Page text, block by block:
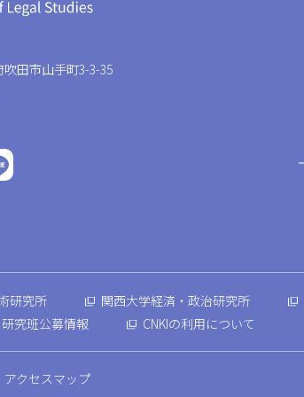
田市山手町3-3-35
研究所 関西大学経済・政治研究所
研究班公募情報 CNKIの利用について
アクセスマップ